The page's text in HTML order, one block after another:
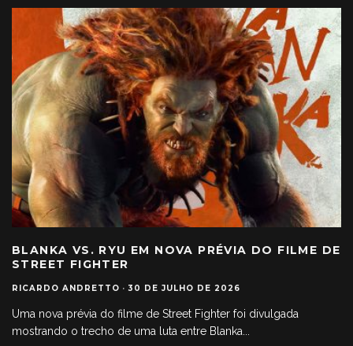
BLANKA VS. RYU EM NOVA PRÉVIA DO FILME DE
STREET FIGHTER
RICARDO ANDRETTO · 30 DE JULHO DE 2026
Uma nova prévia do filme de Street Fighter foi divulgada
mostrando o trecho de uma luta entre Blanka